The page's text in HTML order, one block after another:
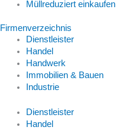
Müllreduziert einkaufen
Firmenverzeichnis
Dienstleister
Handel
Handwerk
Immobilien & Bauen
Industrie
Dienstleister
Handel